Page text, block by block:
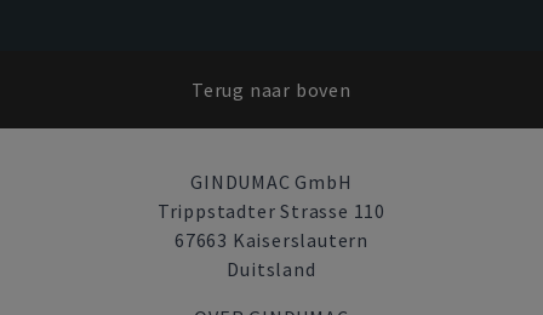
Terug naar boven
GINDUMAC GmbH
Trippstadter Strasse 110
67663 Kaiserslautern
Duitsland